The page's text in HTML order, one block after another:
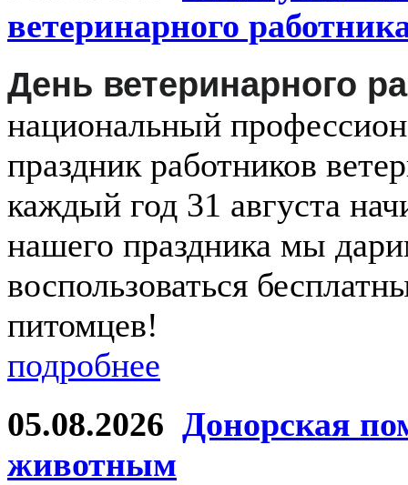
ветеринарного
День ветеринарного
национальный
праздник работников
каждый год 31 августа
нашего праздника мы
воспользоваться
питомцев!
подробнее
05.08.2026 Донорская
животным